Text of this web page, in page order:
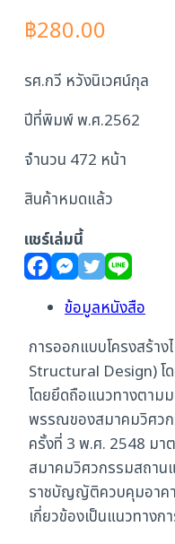
฿280.00
รศ.กวี หวังนิเวศน์กุล
ปีที่พิมพ์ พ.ศ.2562
จำนวน 472 หน้า
สินค้าหมดแล้ว
แชร์เล่มนี้
ข้อมูลหนังสือ
การออกแบบโครงสร้า
Structural Design) โ
โดยยึดถือแนวทางตาม
พรรณของสมาคมวิศว
ครั้งที่ 3 พ.ศ. 2548 มา
สมาคมวิศวกรรมสถาน
ราชบัญญัติควบคุมอาค
เกี่ยวข้องเป็นแนวทางก